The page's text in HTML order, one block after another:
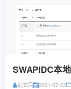
SWAPIDC本
彭文凤 2021-07-22